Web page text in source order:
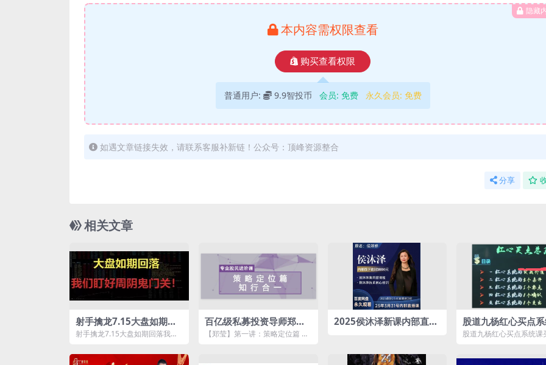
隐藏
本内容需权限查看
购买查看权限
普通用户: 9.9智投币 会员: 免费 永久会员: 免费
如遇文章链接失效，请联系客服补新链！公众号：顶峰资源整合
分享
相关文章
射手擒龙7.15大盘如期回
落我们盯好周阴鬼门关
射手擒龙7.15大盘如期回落我们
百亿级私募投资导师郑莹
专业股民进阶课视频课程
【郑莹】第一讲：策略定位篇 知
2025侯沐泽新课内部直播
股道九杨红心买点
买点的底层根基
股道九杨红心买点系统课